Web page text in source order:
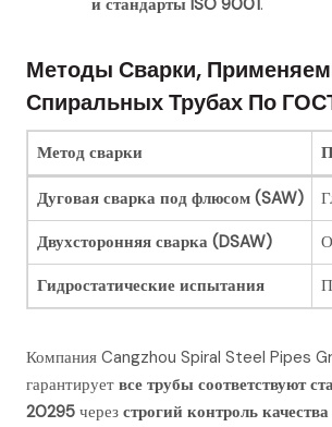
и стандарты ISO 9001.
Методы Сварки,
Спиральных Трубах По
Метод сварки
Дуговая сварка под флюсом (SAW)
Двухсторонняя сварка (DSAW)
Гидростатические испытания
Компания Cangzhou Spiral Steel Pipes
гарантирует все трубы соответствуют
20295 через строгий контроль